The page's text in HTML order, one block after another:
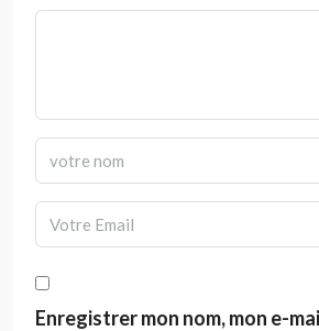
Enregistrer mon nom, mon e-